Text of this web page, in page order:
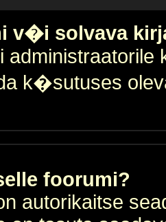
v�i solvava
k�sutuses
foorumi?
autorikaitse